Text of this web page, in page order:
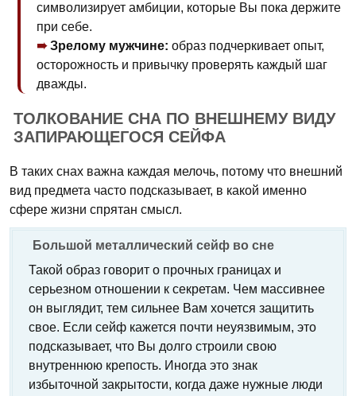
символизирует амбиции, которые Вы пока держите
при себе.
Зрелому мужчине: образ подчеркивает опыт,
осторожность и привычку проверять каждый шаг
дважды.
ТОЛКОВАНИЕ СНА ПО ВНЕШНЕМУ ВИДУ
ЗАПИРАЮЩЕГОСЯ СЕЙФА
В таких снах важна каждая мелочь, потому что внешний
вид предмета часто подсказывает, в какой именно
сфере жизни спрятан смысл.
Большой металлический сейф во сне
Такой образ говорит о прочных границах и
серьезном отношении к секретам. Чем массивнее
он выглядит, тем сильнее Вам хочется защитить
свое. Если сейф кажется почти неуязвимым, это
подсказывает, что Вы долго строили свою
внутреннюю крепость. Иногда это знак
избыточной закрытости, когда даже нужные люди